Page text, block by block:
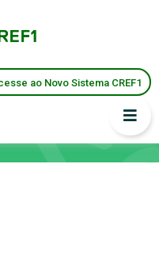
ao Novo Sistema CREF1